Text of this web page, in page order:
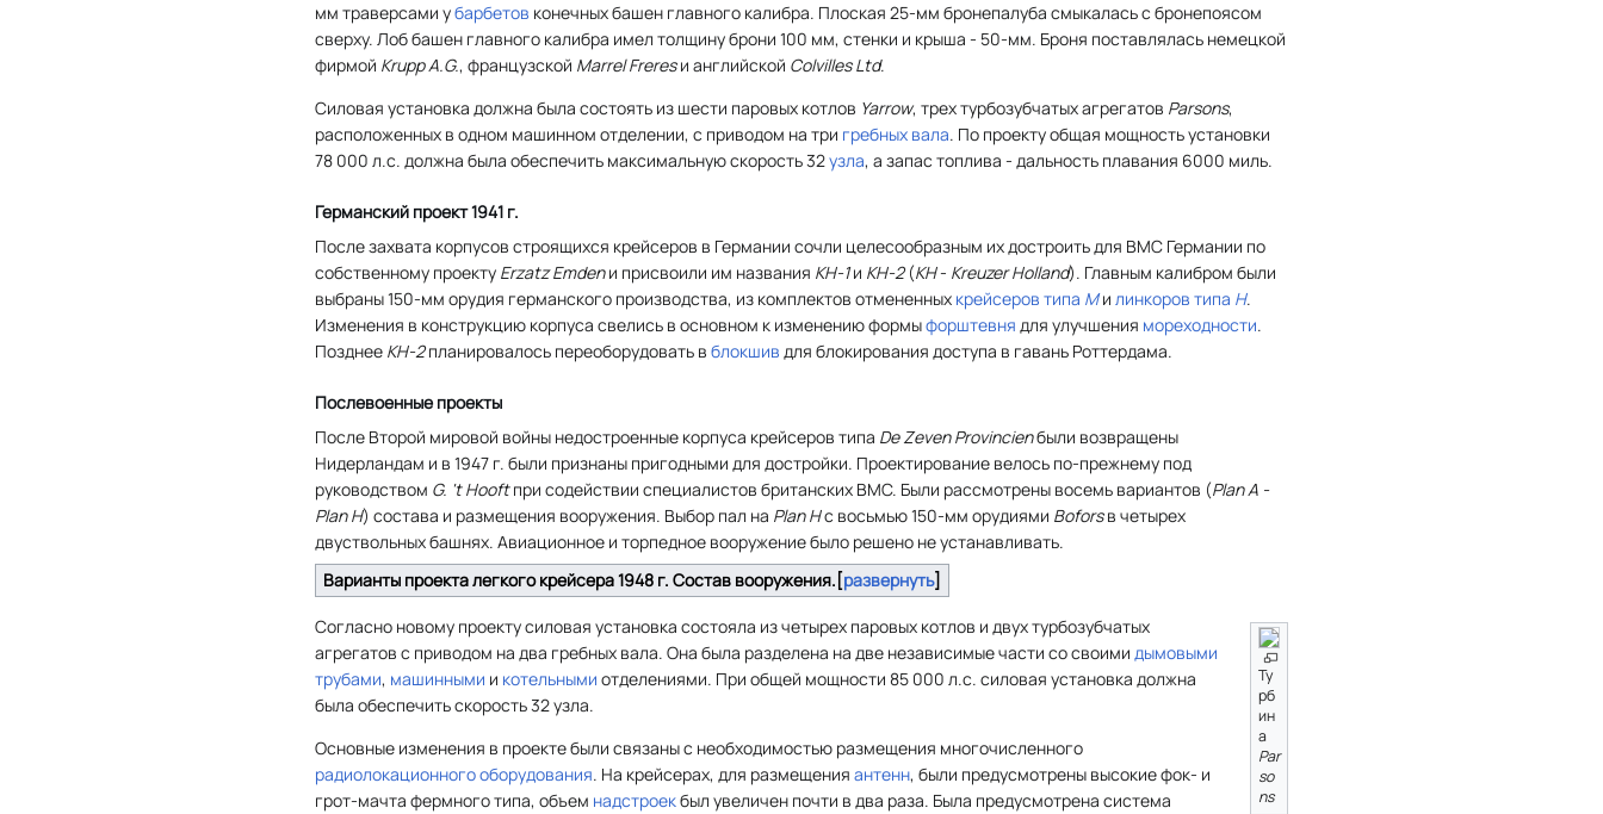
мм траверсами убарбетов конечных башен главного калибра. Плоская 25-мм бронепалуба смыкалась с бронепоясом
сверху. Лоб башен главного калибра имел толщину брони 100 мм, стенки и крыша - 50-мм. Броня поставлялась немецкой
фирмой Krupp A.G., французской Marrel Freresи английской Colvilles Ltd.
Силовая установка должна была состоять из шести паровых котлов Yarrow, трех турбозубчатых агрегатов Parsons,
расположенных в одном машинном отделении, с приводом на три гребных вала. По проекту общая мощность установки
78 000 л.с. должна была обеспечить максимальную скорость 32узла, а запас топлива - дальность плавания 6000 миль.
Германский проект 1941 г.
После захвата корпусов строящихся крейсеров в Германии сочли целесообразным их достроить для ВМС Германии по
собственному проекту Erzatz Emdenи присвоили им названия KH-1и KH-2(KH- Kreuzer Holland). Главным калибром были
выбраны 150-мм орудия германского производства, из комплектов отмененных крейсеров типа Mи линкоров типа H.
Изменения в конструкцию корпуса свелись в основном к изменению формыфорштевня для улучшения мореходности.
Позднее KH-2планировалось переоборудовать в блокшив для блокирования доступа в гавань Роттердама.
Послевоенные проекты
После Второй мировой войны недостроенные корпуса крейсеров типа De Zeven Provincienбыли возвращены
Нидерландам и в 1947 г. были признаны пригодными для достройки. Проектирование велось по-прежнему под
руководством G. 't Hooftпри содействии специалистов британских ВМС. Были рассмотрены восемь вариантов (Plan A -
Plan H) состава и размещения вооружения. Выбор пал на Plan Hс восьмью 150-мм орудиями Boforsв четырех
двуствольных башнях. Авиационное и торпедное вооружение было решено не устанавливать.
развернуть
Варианты проекта легкого крейсера 1948 г. Состав вооружения.
Ту
рб
ин
а
Par
so
ns
Согласно новому проекту силовая установка состояла из четырех паровых котлов и двух турбозубчатых
агрегатов с приводом на два гребных вала. Она была разделена на две независимые части со своими дымовыми
трубами, машинными и котельными отделениями. При общей мощности 85 000 л.с. силовая установка должна
была обеспечить скорость 32 узла.
Основные изменения в проекте были связаны с необходимостью размещения многочисленного
радиолокационного оборудования. На крейсерах, для размещения антенн, были предусмотрены высокие фок- и
грот-мачта фермного типа, объем надстроекбыл увеличен почти в два раза. Была предусмотрена система